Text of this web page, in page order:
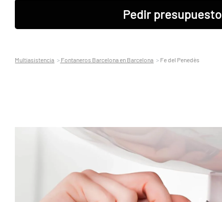
Pedir presupuesto
Multiasistencia Fontaneros Barcelona en Barcelona Fe del Penedès